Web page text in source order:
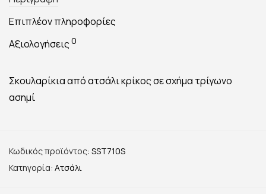
Επιπλέον πληροφορίες
Αξιολογήσεις 0
Σκουλαρίκια από ατσάλι κρίκος σε σχήμα τρίγωνο
ασημί
Κωδικός προϊόντος: SST710S
Κατηγορία: Ατσάλι